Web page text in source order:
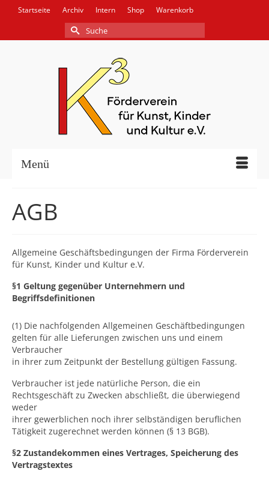
Startseite Archiv Intern Shop Warenkorb
Suche
nach:
Menü
AGB
Allgemeine Geschäftsbedingungen der Firma Förderverein
für Kunst, Kinder und Kultur e.V.
§1 Geltung gegenüber Unternehmern und
Begriffsdefinitionen
(1) Die nachfolgenden Allgemeinen Geschäftbedingungen
gelten für alle Lieferungen zwischen uns und einem
Verbraucher
in ihrer zum Zeitpunkt der Bestellung gültigen Fassung.
Verbraucher ist jede natürliche Person, die ein
Rechtsgeschäft zu Zwecken abschließt, die überwiegend
weder
ihrer gewerblichen noch ihrer selbständigen beruflichen
Tätigkeit zugerechnet werden können (§ 13 BGB).
§2 Zustandekommen eines Vertrages, Speicherung des
Vertragstextes